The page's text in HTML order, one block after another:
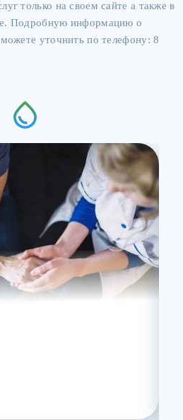
только на своем сайте а также в
Подробную информацию о
уточнить по телефону: 8